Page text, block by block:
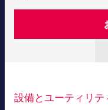
設備とユーティリテ